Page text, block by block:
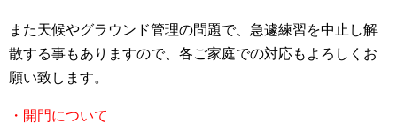
また天候やグラウンド管理の問題で、急遽練習を中止し解
散する事もありますので、各ご家庭での対応もよろしくお
願い致します。
・開門について